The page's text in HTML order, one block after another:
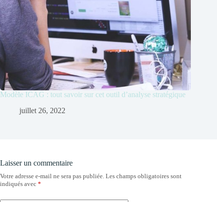
Modèle ICAG : tout savoir sur cet outil d’analyse stratégique
juillet 26, 2022
Laisser un commentaire
Votre adresse e-mail ne sera pas publiée. Les champs obligatoires sont
indiqués avec *